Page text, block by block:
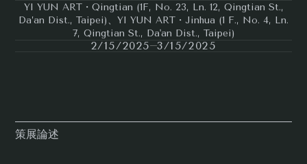
YI YUN ART・Qingtian (1F, No. 23, Ln. 12, Qingtian St.,
Da’an Dist., Taipei)、YI YUN ART・Jinhua (1 F., No. 4, Ln.
7, Qingtian St., Da'an Dist., Taipei)
2/15/2025 3/15/2025
策展論述